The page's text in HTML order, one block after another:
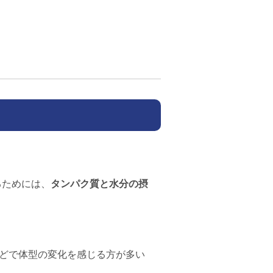
めには、 タンパク質と水分の摂
で体型の変化を感じる方が多い